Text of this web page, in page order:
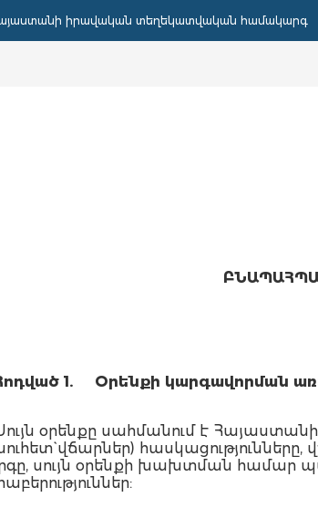
իրավական տեղեկատվական համակարգ
1.
Օրենքի կարգավորման
օրենքը սահմանում է
վճարներ)
սույն օրենքի խախտման համար